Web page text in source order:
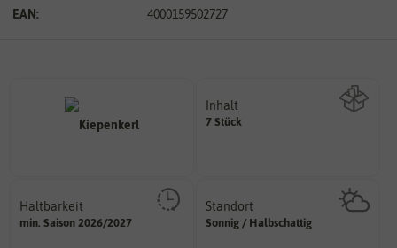
EAN:
4000159502727
Inhalt
7 StückWie viel ist enthalten
Haltbarkeit
min. Saison 2026/2027
und Pflanzgut sehr gut keimen
sollte.
Standort
Sonnig / Halbschattig
Pflanze? (schattig, halbschattig,
sonnig, vollsonnig)